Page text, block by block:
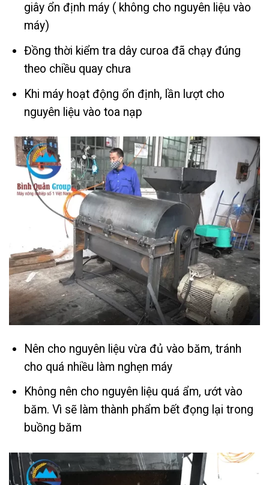
giây ổn định máy ( không cho nguyên liệu vào
máy)
Đồng thời kiểm tra dây curoa đã chạy đúng
theo chiều quay chưa
Khi máy hoạt động ổn định, lần lượt cho
nguyên liệu vào toa nạp
Nên cho nguyên liệu vừa đủ vào băm, tránh
cho quá nhiều làm nghẹn máy
Không nên cho nguyên liệu quá ẩm, ướt vào
băm. Vì sẽ làm thành phẩm bết đọng lại trong
buồng băm